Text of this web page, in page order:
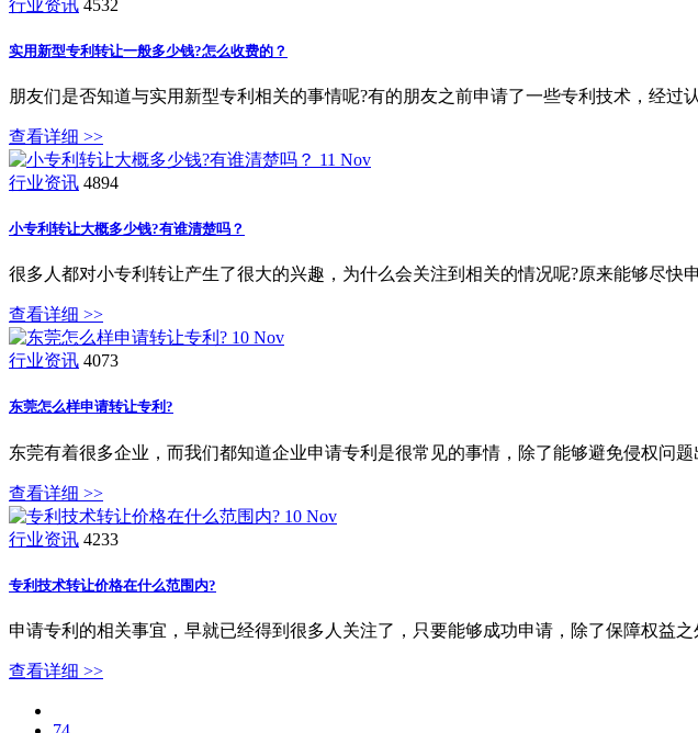
行业资讯 4532
实用新型专利转让一般多少钱?怎么收费的？
朋友们是否知道与实用新型专利相关的事情呢?有的朋友之前申请了一些专利技术，经
查看详细 >>
11 Nov
行业资讯 4894
小专利转让大概多少钱?有谁清楚吗？
很多人都对小专利转让产生了很大的兴趣，为什么会关注到相关的情况呢?原来能够尽
查看详细 >>
10 Nov
行业资讯 4073
东莞怎么样申请转让专利?
东莞有着很多企业，而我们都知道企业申请专利是很常见的事情，除了能够避免侵权问
查看详细 >>
10 Nov
行业资讯 4233
专利技术转让价格在什么范围内?
申请专利的相关事宜，早就已经得到很多人关注了，只要能够成功申请，除了保障权益
查看详细 >>